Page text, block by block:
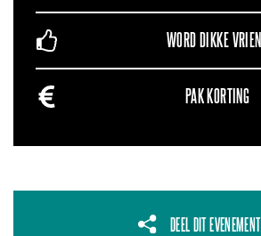
WORD DIKKE VRIEND
PAK KORTING
DEEL DIT EVENEMENT